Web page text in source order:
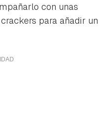
con unas
para añadir un